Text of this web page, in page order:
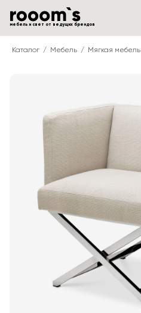
мебель и свет от ведущих брендов
Каталог Мебель Мягкая мебель